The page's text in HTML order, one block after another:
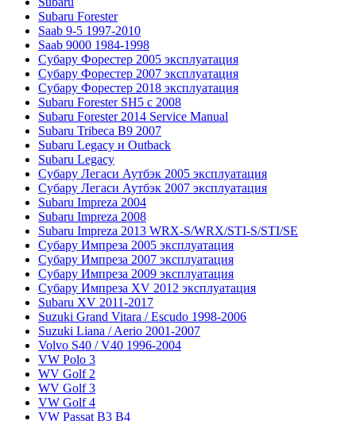
Subaru Forester
Saab 9-5 1997-2010
Saab 9000 1984-1998
Субару Форестер 2005 эксплуатация
Субару Форестер 2007 эксплуатация
Субару Форестер 2018 эксплуатация
Subaru Forester SH5 с 2008
Subaru Forester 2014 Service Manual
Subaru Tribeca В9 2007
Subaru Legacy и Outback
Subaru Legacy
Субару Легаси Аутбэк 2005 эксплуатация
Субару Легаси Аутбэк 2007 эксплуатация
Subaru Impreza 2004
Subaru Impreza 2008
Subaru Impreza 2013 WRX-S/WRX/STI-S/STI/SE
Субару Импреза 2005 эксплуатация
Субару Импреза 2007 эксплуатация
Субару Импреза 2009 эксплуатация
Субару Импреза XV 2012 эксплуатация
Subaru XV 2011-2017
Suzuki Grand Vitara / Escudo 1998-2006
Suzuki Liana / Aerio 2001-2007
Volvo S40 / V40 1996-2004
VW Polo 3
WV Golf 2
WV Golf 3
VW Golf 4
VW Passat B3 B4